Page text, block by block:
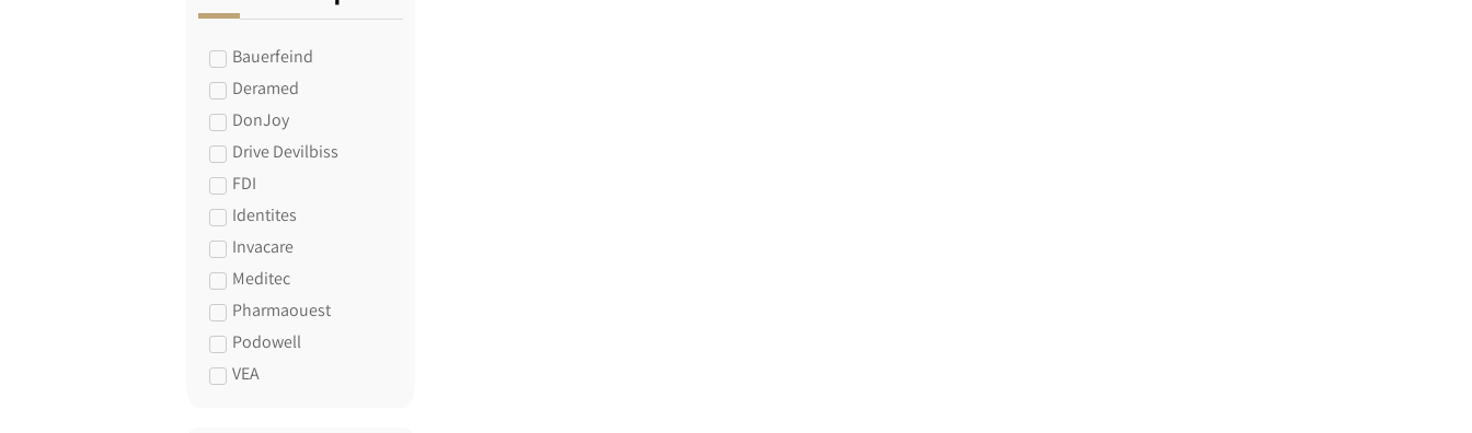
Bauerfeind
Deramed
DonJoy
Drive Devilbiss
FDI
Identites
Invacare
Meditec
Pharmaouest
Podowell
VEA